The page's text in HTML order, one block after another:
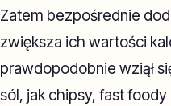
Zatem bezpośrednie
zwiększa ich wartości
prawdopodobnie wziął
sól, jak chipsy, fast foody